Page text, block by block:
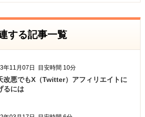
する記事一覧
年11月07日 目安時間 10分
改悪でもX（Twitter）アフィリエイトに
るには